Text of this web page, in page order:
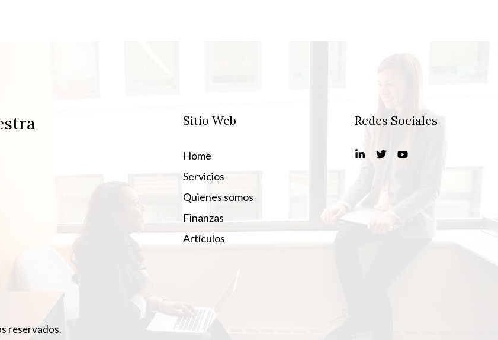
Sitio Web
Home
Servicios
Quienes somos
Finanzas
Artículos
Redes Sociales
reservados.